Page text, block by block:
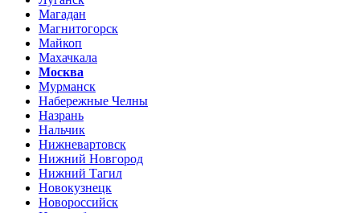
Магадан
Магнитогорск
Майкоп
Махачкала
Москва
Мурманск
Набережные Челны
Назрань
Нальчик
Нижневартовск
Нижний Новгород
Нижний Тагил
Новокузнецк
Новороссийск